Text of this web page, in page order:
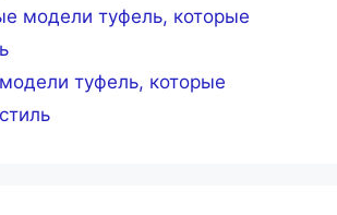
модели туфель, которые
туфель, которые